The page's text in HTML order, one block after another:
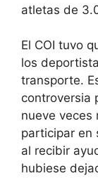
atletas de
El COI tuvo
los
transporte.
controversia
nueve veces
participar en
al recibir
hubiese